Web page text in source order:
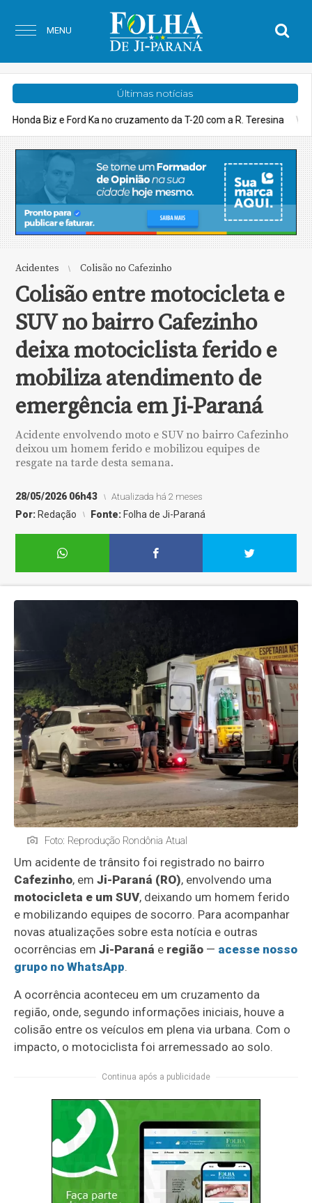
MENU
Últimas notícias
R. Teresina Polícia Vídeo: PRF apreende mais de 1 tonelada
Acidentes Colisão no Cafezinho
Colisão entre motocicleta e
SUV no bairro Cafezinho
deixa motociclista ferido e
mobiliza atendimento de
emergência em Ji-Paraná
Acidente envolvendo moto e SUV no bairro Cafezinho
deixou um homem ferido e mobilizou equipes de
resgate na tarde desta semana.
28/05/2026 06h43 Atualizada há 2 meses
Por: Redação Fonte: Folha de Ji-Paraná
Foto: Reprodução Rondônia Atual
Um acidente de trânsito foi registrado no bairro
Cafezinho, emJi-Paraná (RO), envolvendo uma
motocicleta e um SUV, deixando um homem ferido
e mobilizando equipes de socorro. Para acompanhar
novas atualizações sobre esta notícia e outras
ocorrências em Ji-Paraná e região — acesse nosso
grupo no WhatsApp.
A ocorrência aconteceu em um cruzamento da
região, onde, segundo informações iniciais, houve a
colisão entre os veículos em plena via urbana. Com o
impacto, o motociclista foi arremessado ao solo.
Continua após a publicidade